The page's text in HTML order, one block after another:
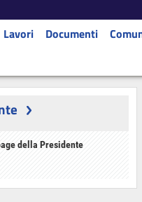
Lavori Documenti
della Presidente